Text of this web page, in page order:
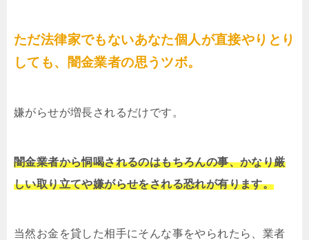
ただ法律家でもないあなた個人が直接やりとり
しても、闇金業者の思うツボ。
嫌がらせが増長されるだけです。
闇金業者から恫喝されるのはもちろんの事、かなり厳
しい取り立てや嫌がらせをされる恐れが有ります。
当然お金を貸した相手にそんな事をやられたら、業者